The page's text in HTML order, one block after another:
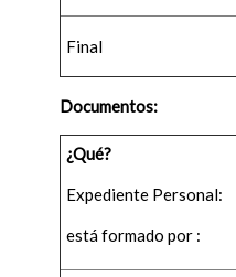
Final
Documentos:
¿Qué?
Expediente Personal:
está formado por :